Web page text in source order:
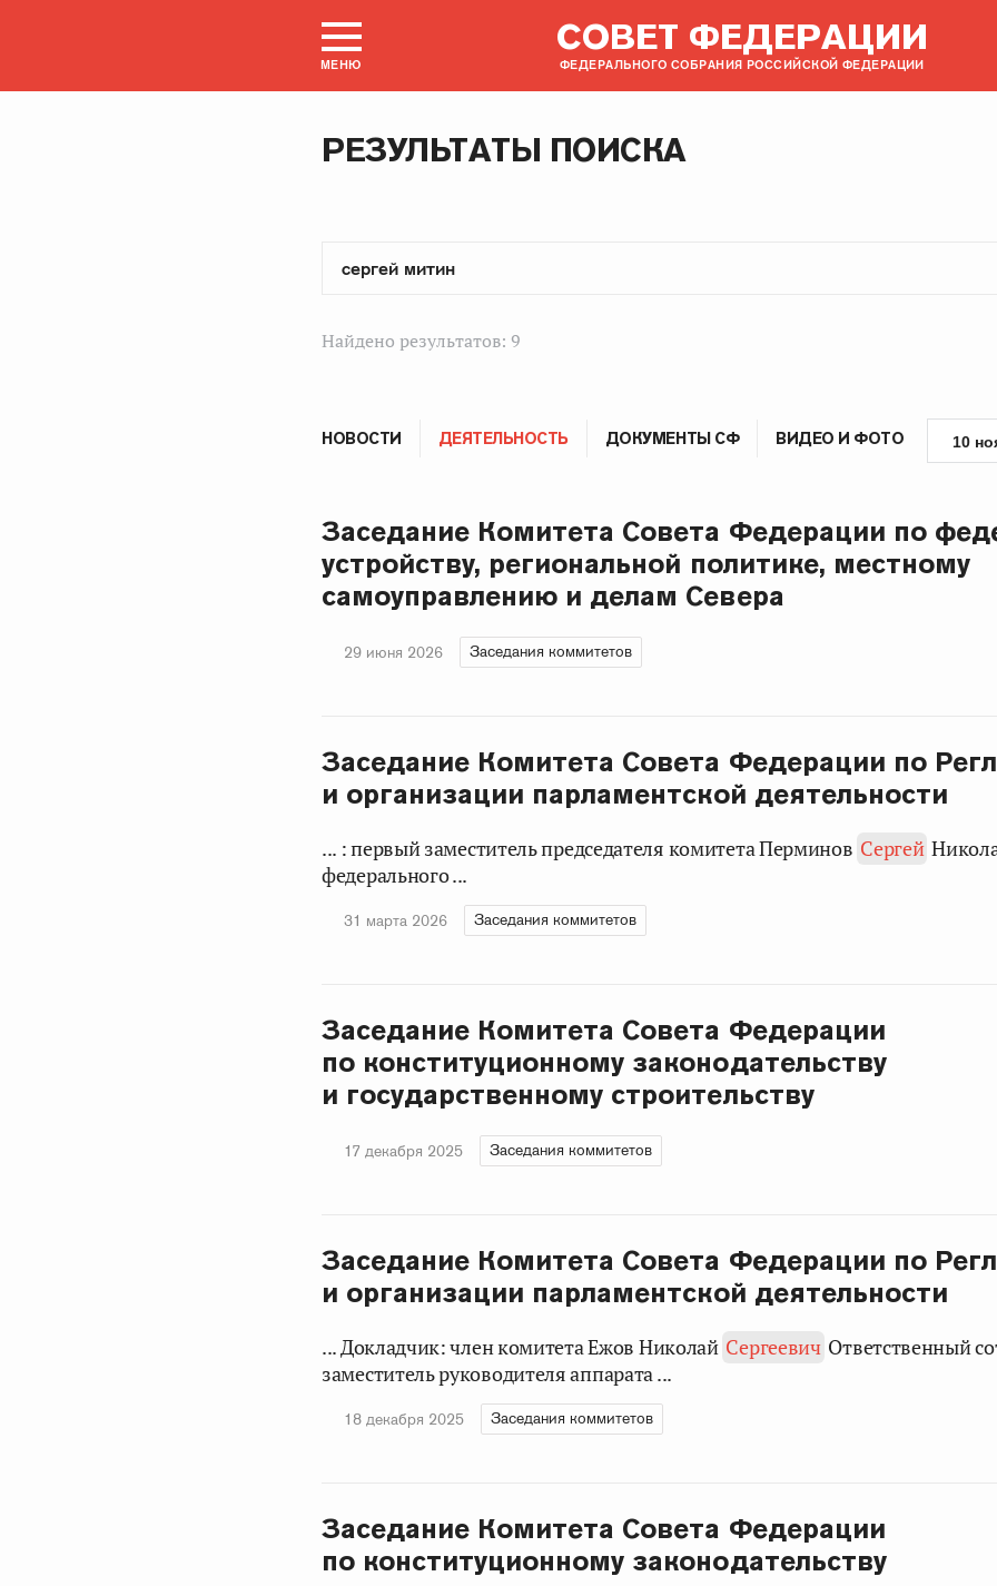
МЕНЮ
СОВЕТ ФЕДЕРАЦИИ
ФЕДЕРАЛЬНОГО СОБРАНИЯ РОССИЙСКОЙ ФЕДЕРАЦИИ
РЕЗУЛЬТАТЫ ПОИСКА
Найдено результатов: 9
НОВОСТИ ДЕЯТЕЛЬНОСТЬ ДОКУМЕНТЫ СФ ВИДЕО И ФОТО 10
Заседание Комитета Совета Федерации по
устройству, региональной политике, местному
самоуправлению и делам Севера
29 июня 2026 Заседания коммитетов
Заседание Комитета Совета Федерации по
и организации парламентской деятельности
... : первый заместитель председателя комитета Перминов Сергей
федерального ...
31 марта 2026 Заседания коммитетов
Заседание Комитета Совета Федерации
по конституционному законодательству
и государственному строительству
17 декабря 2025 Заседания коммитетов
Заседание Комитета Совета Федерации по
и организации парламентской деятельности
... Докладчик: член комитета Ежов Николай Сергеевич Ответственный
заместитель руководителя аппарата ...
18 декабря 2025 Заседания коммитетов
Заседание Комитета Совета Федерации
по конституционному законодательству